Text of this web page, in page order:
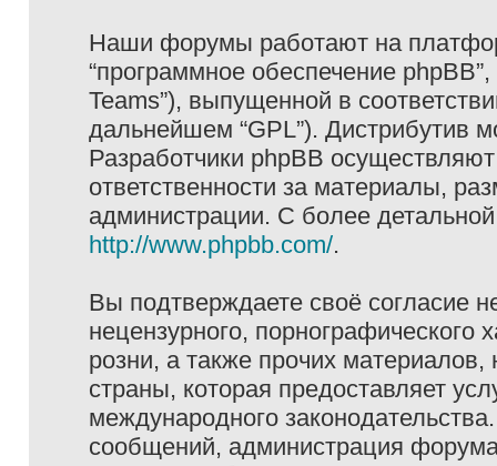
Наши форумы работают на
“программное обеспечение
Teams”), выпущенной в
дальнейшем “GPL”). Дистрибутив
Разработчики phpBB
ответственности за материалы,
администрации. С более
http://www.phpbb.com/.
Вы подтверждаете своё согласие
нецензурного, порнографического
розни, а также прочих
страны, которая предоставляет
международного
сообщений, администрация